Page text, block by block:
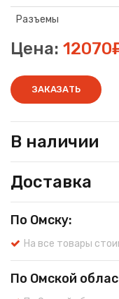
Разъемы
Цена:
ЗАКАЗАТЬ
В наличии
Доставка
По Омску:
На все товары
По Омской